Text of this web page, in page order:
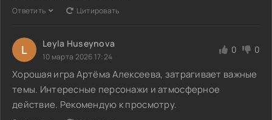
Ответить Цитировать
L Leyla Huseynova
10 марта 2026 17:24
0 0
Хорошая игра Артёма Алексеева, затрагивает важные
темы. Интересные персонажи и атмосферное
действие. Рекомендую к просмотру.